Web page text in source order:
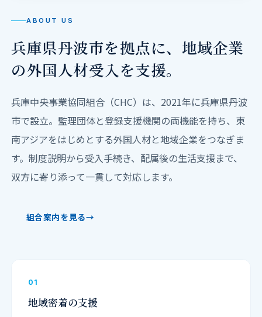
ABOUT US
兵庫県丹波市を拠点に、 地域企業
の外国人材受入を支援。
兵庫中央事業協同組合（CHC）は、2021年に兵庫県丹波
市で設立。監理団体と登録支援機関の両機能を持ち、東
南アジアをはじめとする外国人材と地域企業をつなぎま
す。制度説明から受入手続き、配属後の生活支援まで、
双方に寄り添って一貫して対応します。
組合案内を見る→
01
地域密着の支援